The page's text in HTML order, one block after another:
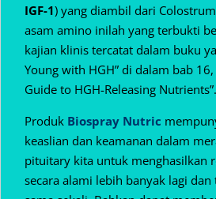
IGF-1) yang diambil dari
asam amino inilah yang terbukti
kajian klinis tercatat dalam buku
Young with HGH” di dalam bab
Guide to HGH-Releasing Nutrients”.
Produk Biospray Nutric
keaslian dan keamanan dalam
pituitary kita untuk menghasilkan
secara alami lebih banyak lagi